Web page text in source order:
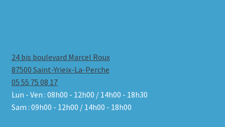
24 bis boulevard Marcel Roux
87500 Saint-Yrieix-La-Perche
05 55 75 08 17
Lun - Ven : 08h00 - 12h00 / 14h00 - 18h30
Sam : 09h00 - 12h00 / 14h00 - 18h00